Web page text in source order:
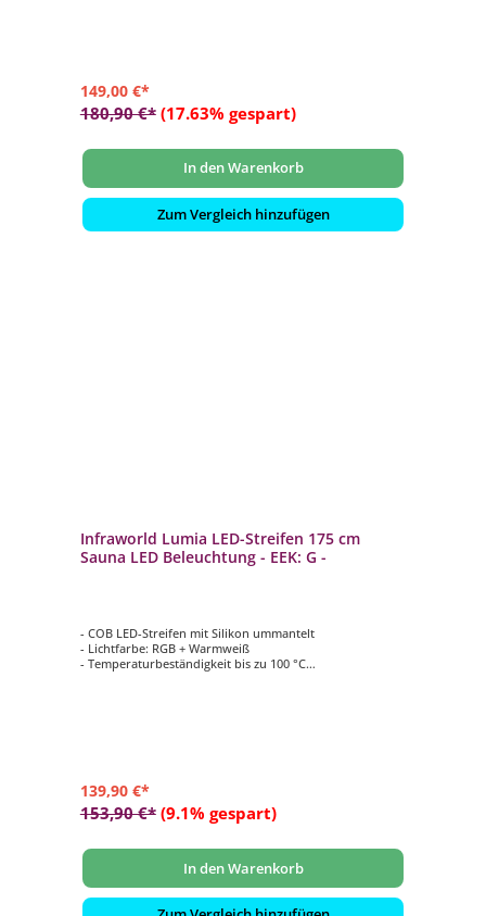
149,00 €*
180,90 €* (17.63% gespart)
In den Warenkorb
Zum Vergleich hinzufügen
Infraworld Lumia LED-Streifen 175 cm
Sauna LED Beleuchtung - EEK: G -
- COB LED-Streifen mit Silikon ummantelt
- Lichtfarbe: RGB + Warmweiß
- Temperaturbeständigkeit bis zu 100 °C
139,90 €*
153,90 €* (9.1% gespart)
In den Warenkorb